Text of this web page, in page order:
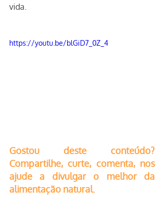
vida.
https://youtu.be/blGiD7_0Z_4
Gostou deste conteúdo?
Compartilhe, curte, comenta, nos
ajude a divulgar o melhor da
alimentação natural.